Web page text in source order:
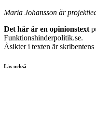
Maria Johansson är
Det här är en opinionstext
Funktionshinderpolitik.se.
Åsikter i texten är skribentens
Läs också